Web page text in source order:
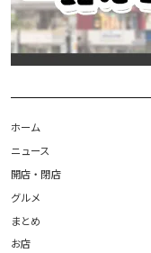
ホーム
ニュース
開店・閉店
グルメ
まとめ
お店